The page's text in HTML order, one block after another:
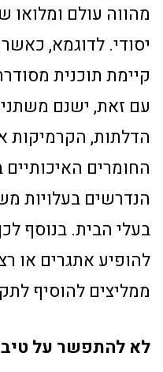
מהווה עולם ומלואו
יסודי. לדוגמא,
קיימת תוכנית
עם זאת, ישנם
הדלתות, הקרמיקות
החומרים האיכותיים
הנדרשים בעלויות
בעלי הבית. בנוסף
להופיע אתגרים או
ממליצים להוסיף לתקציב עוד 10 עד 20
לא להתפשר על